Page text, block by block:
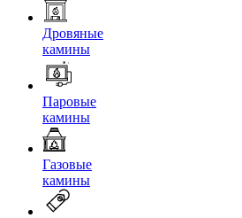
Дровяные
камины
Паровые
камины
Газовые
камины